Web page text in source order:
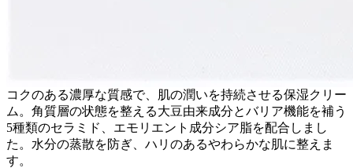
コクのある濃厚な質感で、肌の潤いを持続させる保湿クリー
ム。角質層の状態を整える大豆由来成分とバリア機能を補う
5種類のセラミド、エモリエント成分シア脂を配合しまし
た。水分の蒸散を防ぎ、ハリのあるやわらかな肌に整えま
す。